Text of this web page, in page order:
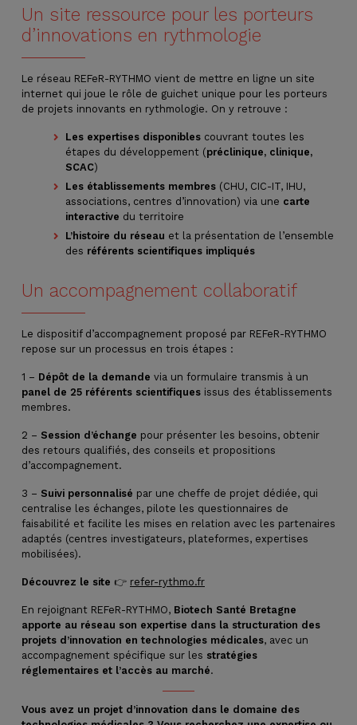
Un site ressource pour les porteurs
d’innovations en rythmologie
Le réseau REFeR-RYTHMO vient de mettre en ligne un site
internet qui joue le rôle de guichet unique pour les porteurs
de projets innovants en rythmologie. On y retrouve :
Les expertises disponibles couvrant toutes les
étapes du développement (préclinique, clinique,
SCAC)
Les établissements membres (CHU, CIC-IT, IHU,
associations, centres d’innovation) via une carte
interactive du territoire
L’histoire du réseau et la présentation de l’ensemble
des référents scientifiques impliqués
Un accompagnement collaboratif
Le dispositif d’accompagnement proposé par REFeR-RYTHMO
repose sur un processus en trois étapes :
1 – Dépôt de la demande via un formulaire transmis à un
panel de 25 référents scientifiques issus des établissements
membres.
2 – Session d’échange pour présenter les besoins, obtenir
des retours qualifiés, des conseils et propositions
d’accompagnement.
3 – Suivi personnalisé par une cheffe de projet dédiée, qui
centralise les échanges, pilote les questionnaires de
faisabilité et facilite les mises en relation avec les partenaires
adaptés (centres investigateurs, plateformes, expertises
mobilisées).
Découvrez le site 👉 refer-rythmo.fr
En rejoignant REFeR-RYTHMO, Biotech Santé Bretagne
apporte au réseau son expertise dans la structuration des
projets d’innovation en technologies médicales, avec un
accompagnement spécifique sur les stratégies
réglementaires et l’accès au marché.
Vous avez un projet d’innovation dans le domaine des